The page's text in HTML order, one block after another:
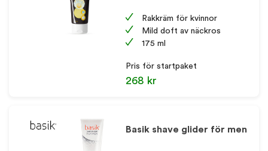
Rakkräm för kvinnor
Mild doft av näckros
175 ml
Pris för startpaket
268 kr
Basik shave glider för men